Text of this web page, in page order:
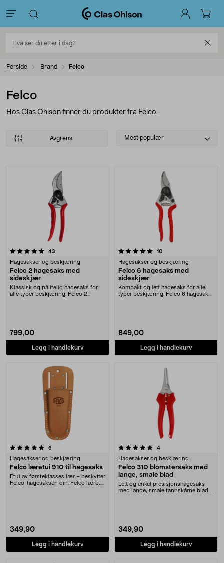
Forside Brand Felco
Felco
Hos Clas Ohlson finner du produkter fra Felco.
Avgrens
Select
Mest populær
Produkter
43
Hagesakser og beskjæring
Felco 2 hagesaks med
sideskjær
Klassisk og pålitelig hagesaks for
alle typer beskjæring. Felco 2
799,00
Legg i handlekurv
5.0 av 5 stjerner 10anmeldelser
Hagesakser og beskjæring
Felco 6 hagesaks med
sideskjær
Kompakt og lett hagesaks for alle
typer beskjæring. Felco 6 hagesaks
849,00
Legg i handlekurv
6
Hagesakser og beskjæring
Felco læretui 910 til hagesaks
Etui av førsteklasses lær – beskytter
Felco-hagesaksen din. Felco læretui
349,90
Legg i handlekurv
5.0 av 5 stjerner 4anmeldelser
Hagesakser og beskjæring
Felco 310 blomstersaks med
lange, smale blad
Lett og enkel presisjonshagesaks
med lange, smale tannskårne blad.
349,90
Legg i handlekurv